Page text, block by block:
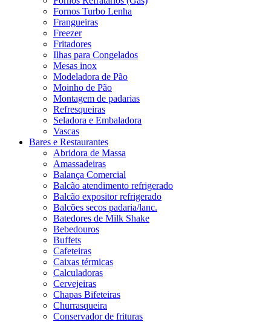
Fornos Turbo Lenha
Frangueiras
Freezer
Fritadores
Ilhas para Congelados
Mesas inox
Modeladora de Pão
Moinho de Pão
Montagem de padarias
Refresqueiras
Seladora e Embaladora
Vascas
Bares e Restaurantes
Abridora de Massa
Amassadeiras
Balança Comercial
Balcão atendimento refrigerado
Balcão expositor refrigerado
Balcões secos padaria/lanc.
Batedores de Milk Shake
Bebedouros
Buffets
Cafeteiras
Caixas térmicas
Calculadoras
Cervejeiras
Chapas Bifeteiras
Churrasqueira
Conservador de frituras